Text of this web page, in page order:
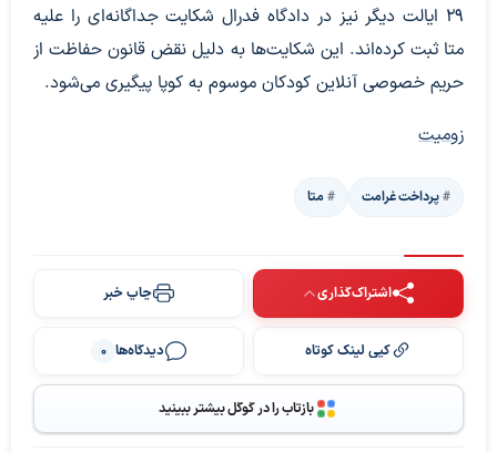
۲۹ ایالت دیگر نیز در دادگاه فدرال شکایت جداگانه‌ای را علیه
متا ثبت کرده‌اند. این شکایت‌ها به دلیل نقض قانون حفاظت از
حریم خصوصی آنلاین کودکان موسوم به کوپا پیگیری می‌شود.
زومیت
پرداخت غرامت متا
اشتراک‌گذاری چاپ خبر
کپی لینک کوتاه دیدگاه‌ها 0
بازتاب را در گوگل بیشتر ببینید